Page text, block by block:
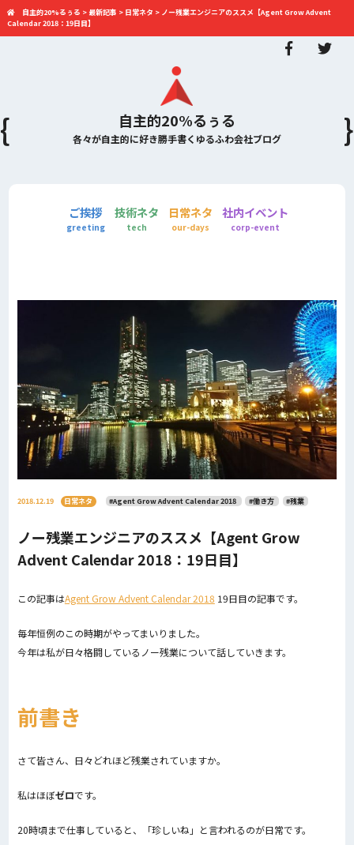
自主的20%るぅる
各々が自主的に好き勝手書くゆるふわ会社ブログ
自主的20%るぅる > 最新記事 > 日常ネタ > ノー残業エンジニアのススメ【Agent Grow Advent
Calendar 2018：19日目】
ご挨拶
greeting
技術ネタ
tech
日常ネタ
our-days
社内イベント
corp-event
2018.12.19 日常ネタ #Agent Grow Advent Calendar 2018 #働き方 #残業
ノー残業エンジニアのススメ【Agent Grow
Advent Calendar 2018：19日目】
この記事はAgent Grow Advent Calendar 2018 19日目の記事です。
毎年恒例のこの時期がやってまいりました。
今年は私が日々格闘しているノー残業について話していきます。
前書き
さて皆さん、日々どれほど残業されていますか。
私はほぼゼロです。
20時頃まで仕事していると、「珍しいね」と言われるのが日常です。